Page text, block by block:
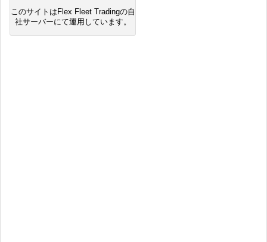
このサイトはFlex Fleet Tradingの自
社サーバーにて運用しています。